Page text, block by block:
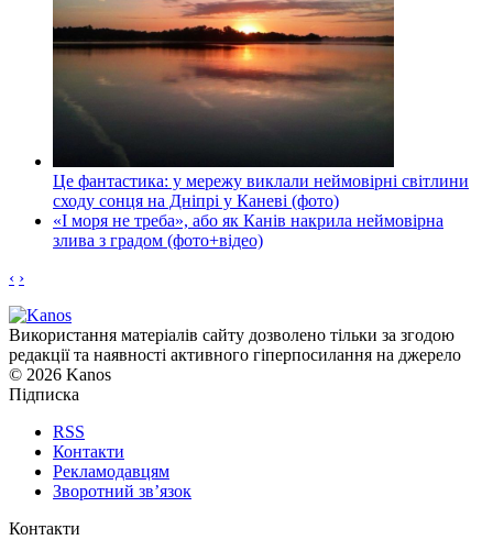
Це фантастика: у мережу виклали неймовірні світлини
сходу сонця на Дніпрі у Каневі (фото)
«І моря не треба», або як Канів накрила неймовірна
злива з градом (фото+відео)
‹ ›
Використання матеріалів сайту дозволено тільки за згодою
редакції та наявності активного гіперпосилання на джерело
© 2026 Kanos
Підписка
RSS
Контакти
Рекламодавцям
Зворотний зв’язок
Контакти